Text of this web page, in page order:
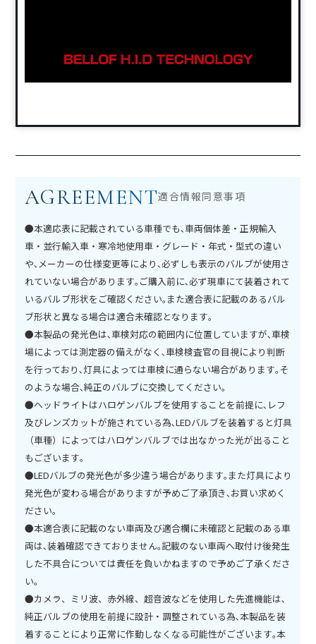
AGREEMENT適合情報同意事項
●本適応表に記載されている車種でも､車両個体差・正規輸入
車・並行輸入車・寒冷地使用車・グレード・年式・型式の違い
や､メーカーの仕様変更等により､必ずしも表示のバルブが使用さ
れていない場合があります｡ご購入前に､必ず現車にて装着されて
いるバルブ形状をご確認ください｡また適合表に記載のあるバル
ブ形状と異なる場合は適合未確認となります｡
●本製品の発光色は､車検対応の範囲内に位置していますが､車検
場によっては測定器の備えがなく､車検検査官の目視により判断
を行っており､灯具によっては車検に通らない場合があります｡そ
のような場合､純正のバルブに交換してください｡
●ヘッドライトはハロゲンバルブを使用することを前提に､レフ
及びレンズカットが施されている為､LEDバルブを装着すると灯具
（車種）によってはハロゲンバルブでは出なかった光が出ること
もございます｡
●LEDバルブの発光色が多少違う場合があります｡また灯具により
発光色が変わる場合がありますが予めご了承頂き､お買い求めく
ださい｡
●本適合表に記載のない車両及び適合欄に未確認と記載のある車
両は､装着確認できておりません｡記載のない車両へ取付け後発生
した不具合については責任を負いかねますので予めご了承くださ
い｡
●カメラ、ミリ波、赤外線、超音波などを使用した先進機能は､
純正バルブの使用を前提に設計・調整されている為､本製品を装
着することにより正常に作動しなくなる可能性がございます｡本